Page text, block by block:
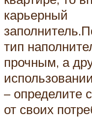
карьерный
тип
прочным, а
– определите
от своих